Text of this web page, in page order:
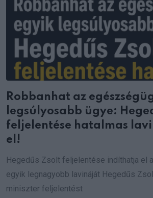
Robbanhat az
legsúlyosabb ügye:
feljelentése hatalmas
el!
Hegedűs Zsolt feljelentése indíthatja el
egyik legnagyobb lavináját Hegedűs
miniszter feljelentést